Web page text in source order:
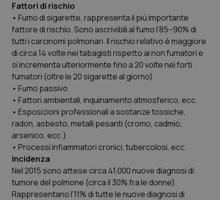
Fattori di rischio
• Fumo di sigarette, rappresenta il più importante
fattore di rischio. Sono ascrivibili al fumo l’85–90% di
tutti i carcinomi polmonari. Il rischio relativo è maggiore
di circa 14 volte nei tabagisti rispetto ai non fumatori e
si incrementa ulteriormente fino a 20 volte nei forti
fumatori (oltre le 20 sigarette al giorno)
• Fumo passivo
• Fattori ambientali, inquinamento atmosferico, ecc.
• Esposizioni professionali a sostanze tossiche,
radon, asbesto, metalli pesanti (cromo, cadmio,
arsenico, ecc.)
• Processi infiammatori cronici, tubercolosi, ecc.
Incidenza
Nel 2015 sono attese circa 41.000 nuove diagnosi di
tumore del polmone (circa il 30% fra le donne).
Rappresentano l’11% di tutte le nuove diagnosi di